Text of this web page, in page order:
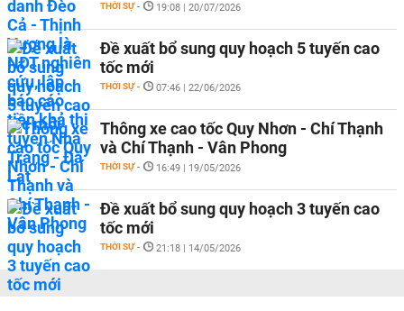
THỜI SỰ - 19:08 | 20/07/2026
Đề xuất bổ sung quy hoạch 5 tuyến cao
tốc mới
THỜI SỰ - 07:46 | 22/06/2026
Thông xe cao tốc Quy Nhơn - Chí Thạnh
và Chí Thạnh - Vân Phong
THỜI SỰ - 16:49 | 19/05/2026
Đề xuất bổ sung quy hoạch 3 tuyến cao
tốc mới
THỜI SỰ - 21:18 | 14/05/2026